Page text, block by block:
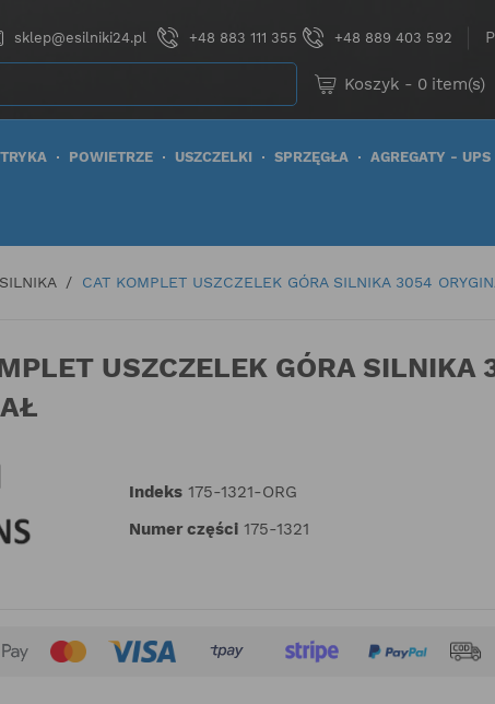
sklep@esilniki24.pl +48 883 111 355 +48 889 403 592
Koszyk - 0 item(s)
POWIETRZE USZCZELKI SPRZĘGŁA AGREGATY - UPS
CAT KOMPLET USZCZELEK GÓRA SILNIKA 3054
USZCZELEK GÓRA SILNIKA
Indeks 175-1321-ORG
Numer części 175-1321